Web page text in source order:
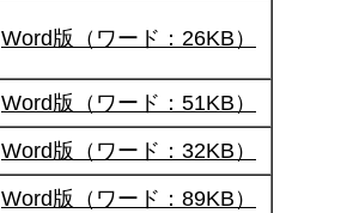
Word版（ワード：26KB）
Word版（ワード：51KB）
Word版（ワード：32KB）
Word版（ワード：89KB）